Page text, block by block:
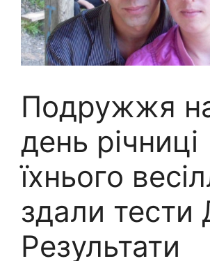
Подружжя
день річниці
їхнього
здали тести
Результати